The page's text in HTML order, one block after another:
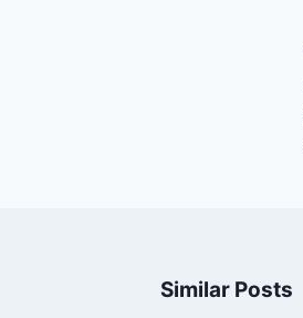
Similar Posts